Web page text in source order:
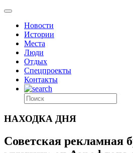
Новости
Истории
Места
Люди
Отдых
Спецпроекты
Контакты
НАХОДКА ДНЯ
Советская рекламная